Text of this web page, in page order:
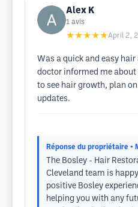
Alex K
1 avis
★★★★★April 2,
Was a quick and easy
doctor informed me
to see hair growth, plan
updates.
Réponse du propriétaire •
The Bosley - Hair
Cleveland team is
positive Bosley
helping you with any